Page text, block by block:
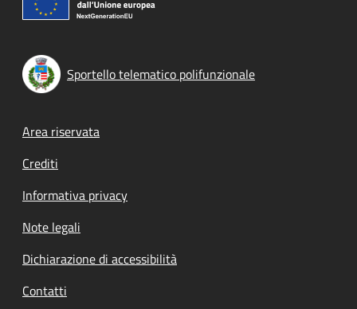
Sportello telematico polifunzionale
Footer menu
Area riservata
Crediti
Informativa privacy
Note legali
Dichiarazione di accessibilità
Contatti